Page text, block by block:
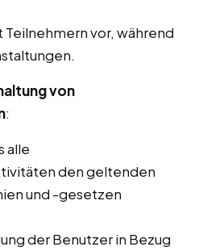
vor, während
von
:
alle
den geltenden
und -gesetzen
der Benutzer in Bezug